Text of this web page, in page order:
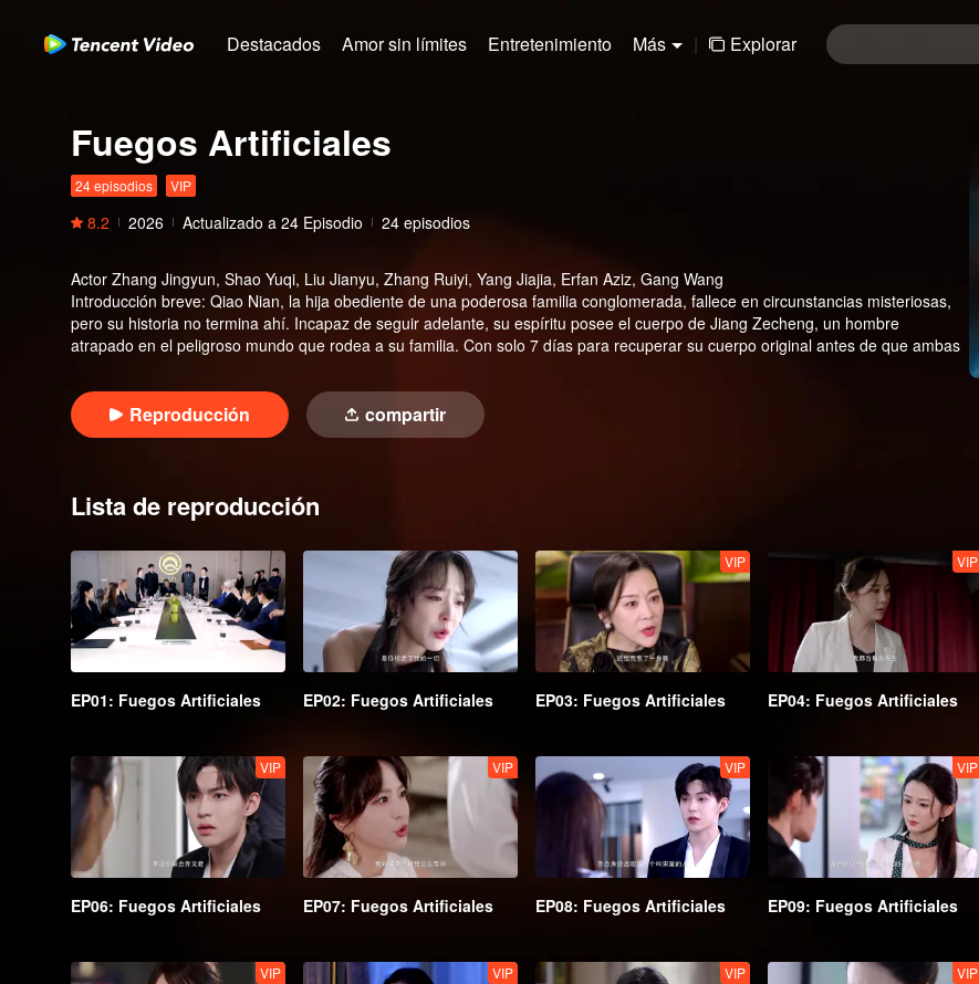
Destacados Amor sin límites Entretenimiento Más | Explorar
Fuegos Artificiales
24 episodios VIP
8.2 2026 Actualizado a 24 Episodio 24 episodios
Actor Zhang Jingyun, Shao Yuqi, Liu Jianyu, Zhang Ruiyi, Yang Jiajia, Erfan Aziz, Gang Wang
Introducción breve: Qiao Nian, la hija obediente de una poderosa familia conglomerada, fallece en circunstancias misteriosas,
pero su historia no termina ahí. Incapaz de seguir adelante, su espíritu posee el cuerpo de Jiang Zecheng, un hombre
atrapado en el peligroso mundo que rodea a su familia. Con solo 7 días para recuperar su cuerpo original antes de que ambas
exponiendo enemigos ocultos y burlando a los villanos que orquestaron su caída. Lo que comenzó como el trágico final de
una joven tranquila se convierte en una feroz batalla por la justicia y la verdad oculta bajo la riqueza y el poder.
Reproducción compartir
Lista de reproducción
EP01: Fuegos Artificiales EP02: Fuegos Artificiales
VIP
EP03: Fuegos Artificiales
VIP
EP04: Fuegos Artificiales
VIP
EP06: Fuegos Artificiales
VIP
EP07: Fuegos Artificiales
VIP
EP08: Fuegos Artificiales
VIP
EP09: Fuegos Artificiales
VIP VIP VIP VIP